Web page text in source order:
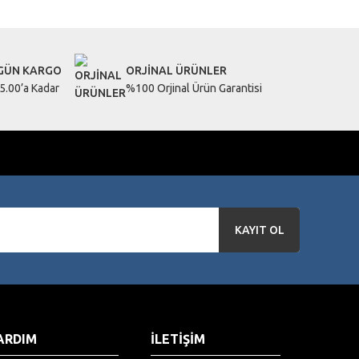
KARGO
Kadar
ORJİNAL ÜRÜNLER
%100 Orjinal Ürün Garantisi
KAYIT OL
İLETİŞİM